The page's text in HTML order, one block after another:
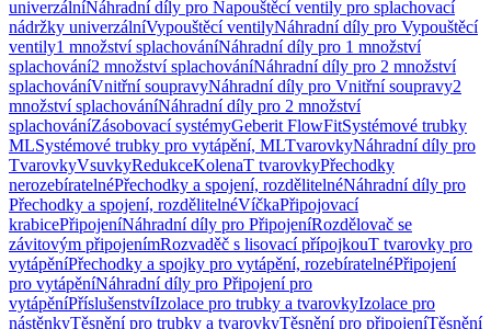
univerzálníNáhradní díly pro Napouštěcí ventily pro splachovací
nádržky univerzálníVypouštěcí ventilyNáhradní díly pro Vypouštěcí
ventily1 množství splachováníNáhradní díly pro 1 množství
splachování2 množství splachováníNáhradní díly pro 2 množství
splachováníVnitřní soupravyNáhradní díly pro Vnitřní soupravy2
množství splachováníNáhradní díly pro 2 množství
splachováníZásobovací systémyGeberit FlowFitSystémové trubky
MLSystémové trubky pro vytápění, MLTvarovkyNáhradní díly pro
TvarovkyVsuvkyRedukceKolenaT tvarovkyPřechodky
nerozebíratelnéPřechodky a spojení, rozdělitelnéNáhradní díly pro
Přechodky a spojení, rozdělitelnéVíčkaPřipojovací
krabicePřipojeníNáhradní díly pro PřipojeníRozdělovač se
závitovým připojenímRozvaděč s lisovací přípojkouT tvarovky pro
vytápěníPřechodky a spojky pro vytápění, rozebíratelnéPřipojení
pro vytápěníNáhradní díly pro Připojení pro
vytápěníPříslušenstvíIzolace pro trubky a tvarovkyIzolace pro
nástěnkyTěsnění pro trubky a tvarovkyTěsnění pro připojeníTěsnění